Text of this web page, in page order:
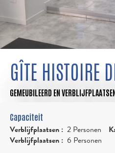
GÎTE HISTOIRE
GEMEUBILEERD EN
Capaciteit
Verblijfplaatsen : 2 Personen
Verblijfplaatsen : 6 Personen